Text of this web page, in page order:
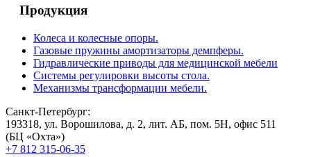
Продукция
Колеса и колесные опоры.
Газовые пружины амортизаторы демпферы.
Гидравлические приводы для медицинской мебели
Системы регулировки высоты стола.
Механизмы трансформации мебели.
Санкт-Петербург:
193318, ул. Ворошилова, д. 2, лит. АБ, пом. 5Н, офис 511
(БЦ «Охта»)
+7 812 315-06-35